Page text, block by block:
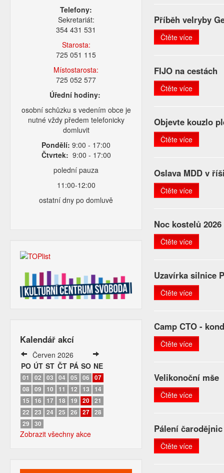
Telefony:
Sekretariát:
354 431 531
Starosta:
725 051 115
Místostarosta:
725 052 577
Úřední hodiny:
osobní schůzku s vedením obce je
nutné vždy předem telefonicky
domluvit
Pondělí: 9:00 - 17:00
Čtvrtek: 9:00 - 17:00
polední pauza
11:00-12:00
ostatní dny po domluvě
Kalendář akcí
Červen 2026
PO ÚT ST ČT PÁ SO NE
01 02 03 04 05 06
07
08
09 10 11 12 13
14
15
16 17 18 19 20
21
22
23 24 25 26 27 28
29
30
Zobrazit všechny akce
Příběh velryby
Čtěte více
FIJO na cestách
Čtěte více
Objevte kouzlo
Čtěte více
Oslava MDD v
Čtěte více
Noc kostelů 2026
Čtěte více
Uzavírka silnice
Čtěte více
Camp CTO -
Čtěte více
Velikonoční mše
Čtěte více
Pálení čarodějnic
Čtěte více